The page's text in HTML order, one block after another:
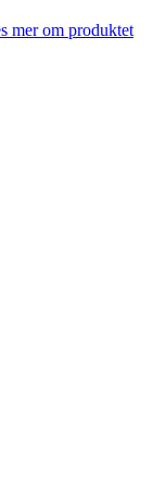
mer om produktet